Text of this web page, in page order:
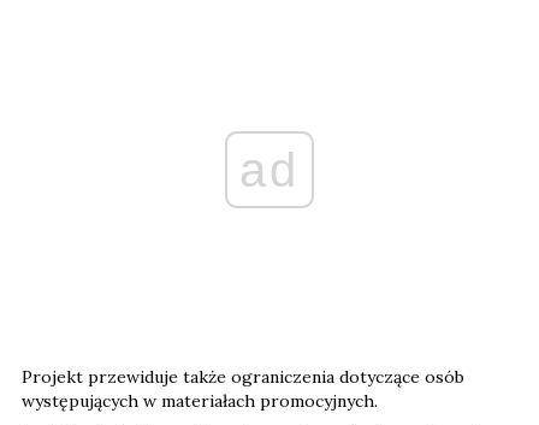
ad
Projekt przewiduje także ograniczenia dotyczące osób
występujących w materiałach promocyjnych.